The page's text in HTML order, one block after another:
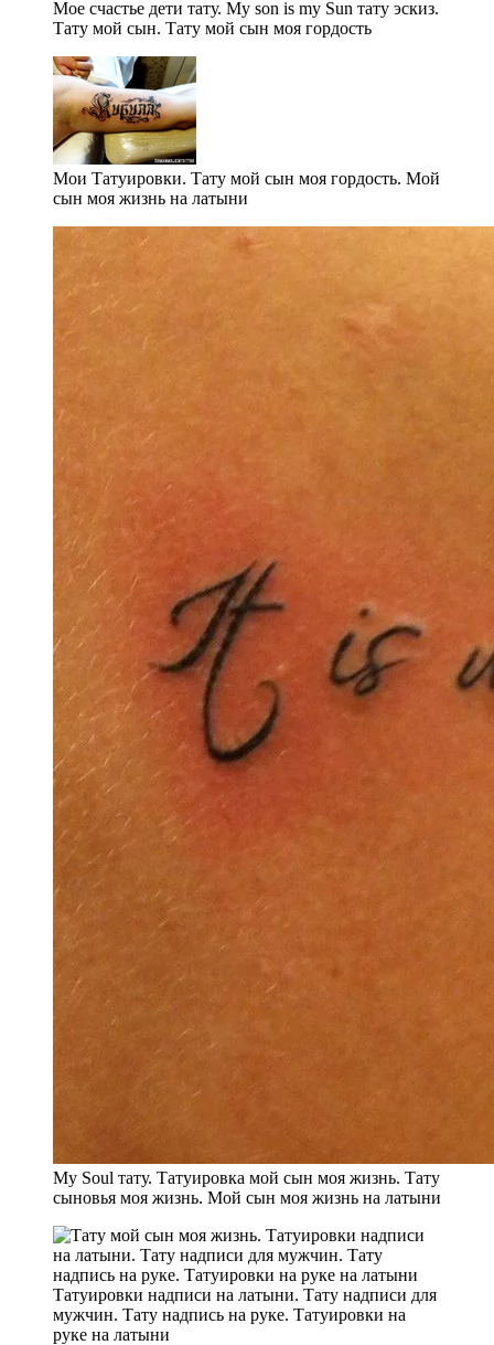
Мое счастье дети тату. My son is my Sun тату эскиз.
Тату мой сын. Тату мой сын моя гордость
Мои Татуировки. Тату мой сын моя гордость. Мой
сын моя жизнь на латыни
My Soul тату. Татуировка мой сын моя жизнь. Тату
сыновья моя жизнь. Мой сын моя жизнь на латыни
Татуировки надписи на латыни. Тату надписи для
мужчин. Тату надпись на руке. Татуировки на
руке на латыни